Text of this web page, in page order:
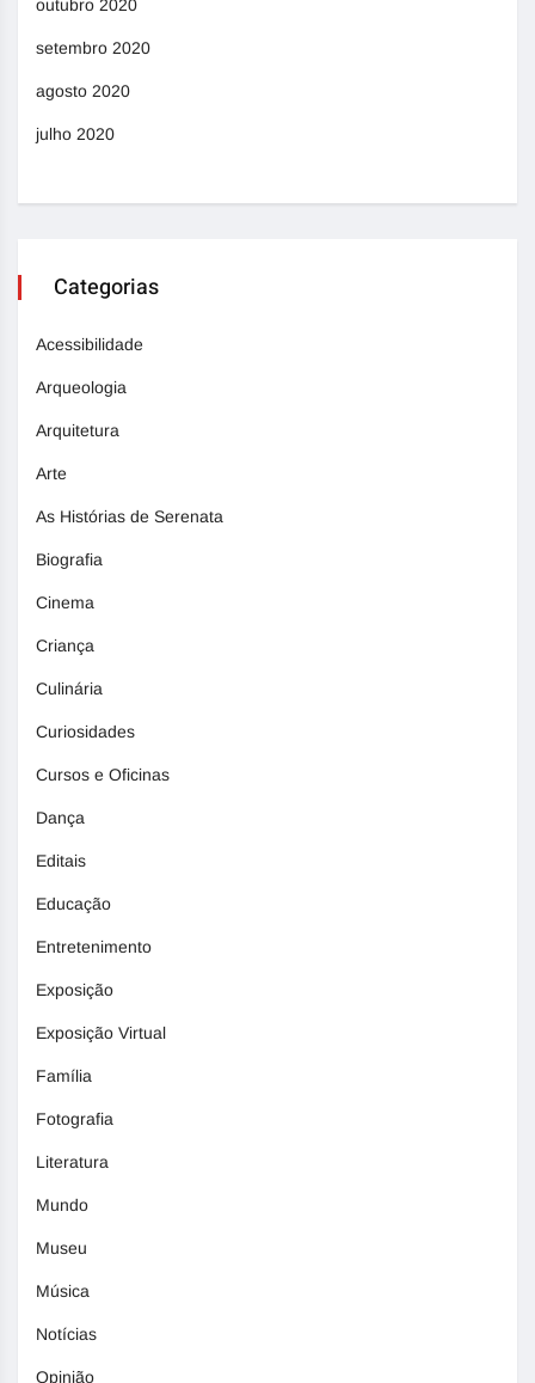
outubro 2020
setembro 2020
agosto 2020
julho 2020
Categorias
Acessibilidade
Arqueologia
Arquitetura
Arte
As Histórias de Serenata
Biografia
Cinema
Criança
Culinária
Curiosidades
Cursos e Oficinas
Dança
Editais
Educação
Entretenimento
Exposição
Exposição Virtual
Família
Fotografia
Literatura
Mundo
Museu
Música
Notícias
Opinião